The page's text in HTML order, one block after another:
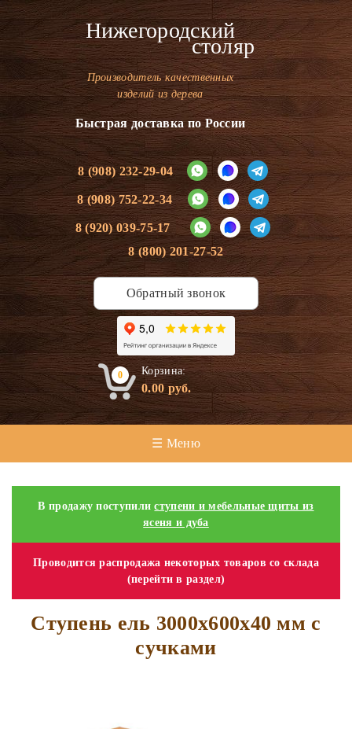
Нижегородский
столяр
Производитель качественных
изделий из дерева
Быстрая доставка по России
8 (908) 232-29-04
8 (908) 752-22-34
8 (920) 039-75-17
8 (800) 201-27-52
Обратный звонок
0 Корзина:
0.00руб.
☰ Меню
В продажу поступилиступени и мебельные щиты из
ясеня и дуба
Проводится распродажа некоторых товаров со склада
(перейти в раздел)
Ступень ель 3000х600х40 мм с
сучками